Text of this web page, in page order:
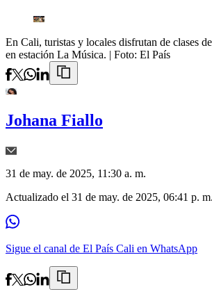
En Cali, turistas y locales disfrutan de clases
en estación La Música. | Foto: El País
Johana Fiallo
31 de may. de 2025, 11:30 a. m.
Actualizado el 31 de may. de 2025, 06:41 p. m.
Sigue el canal de El País Cali en WhatsApp